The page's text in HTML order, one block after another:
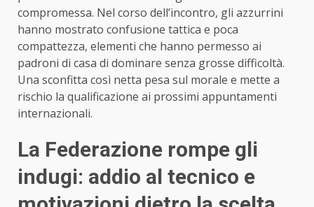
compromessa. Nel corso dell’incontro, gli azzurrini
hanno mostrato confusione tattica e poca
compattezza, elementi che hanno permesso ai
padroni di casa di dominare senza grosse difficoltà.
Una sconfitta così netta pesa sul morale e mette a
rischio la qualificazione ai prossimi appuntamenti
internazionali.
La Federazione rompe gli
indugi: addio al tecnico e